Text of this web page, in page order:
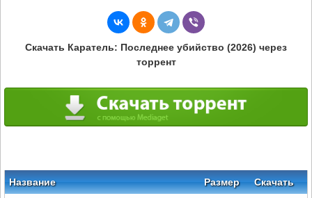
Скачать Каратель: Последнее убийство (2026) через
торрент
Название Размер Скачать